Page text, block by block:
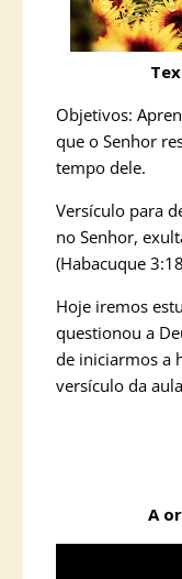
Objetivos:
que o Senhor
tempo dele.
Versículo para
no Senhor,
(Habacuque
Hoje iremos
questionou a
de iniciarmos a
versículo da
A